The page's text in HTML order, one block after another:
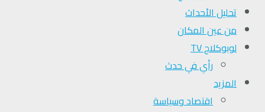
تحلیل الأحداث
من عين المكان
لوبوكلاج TV
رأي في حدث
المزيد
اقتصاد وسياسة